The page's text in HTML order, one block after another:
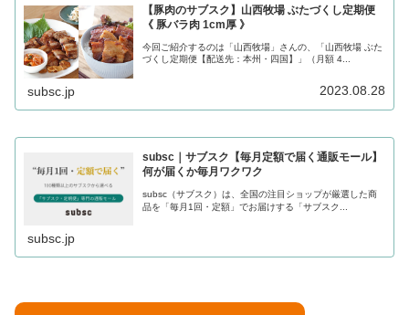
【豚肉のサブスク】山西牧場 ぶたづくし定期便
《 豚バラ肉 1cm厚 》
今回ご紹介するのは「山西牧場」さんの、「山西牧場 ぶた
づくし定期便【配送先：本州・四国】」（月額 4...
subsc.jp 2023.08.28
subsc｜サブスク【毎月定額で届く通販モール】
何が届くか毎月ワクワク
subsc（サブスク）は、全国の注目ショップが厳選した商
品を「毎月1回・定額」でお届けする「サブスク...
subsc.jp